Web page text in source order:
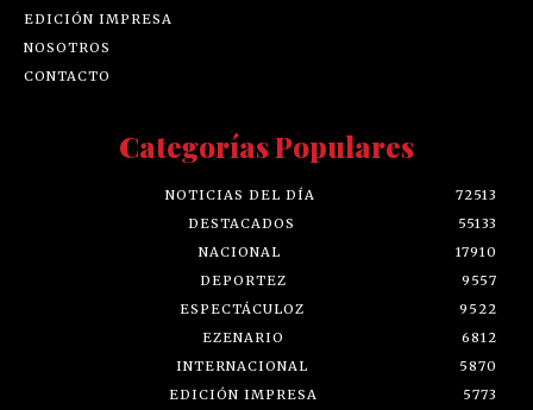
EDICIÓN IMPRESA
NOSOTROS
CONTACTO
Categorías Populares
NOTICIAS DEL DÍA
72513
DESTACADOS
55133
NACIONAL
17910
DEPORTEZ
9557
ESPECTÁCULOZ
9522
EZENARIO
6812
INTERNACIONAL
5870
EDICIÓN IMPRESA
5773